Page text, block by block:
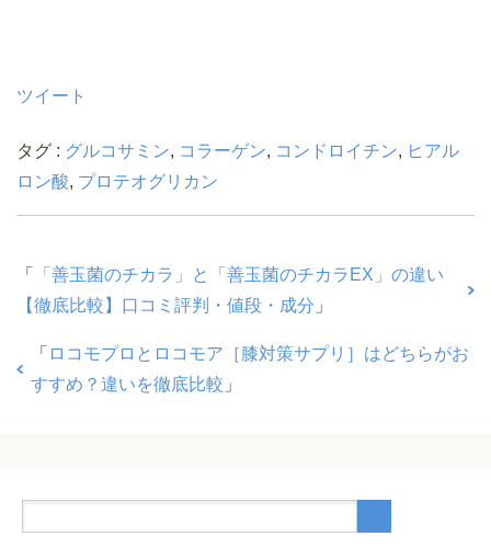
ツイート
タグ : グルコサミン, コラーゲン, コンドロイチン, ヒアル
ロン酸, プロテオグリカン
「
「善玉菌のチカラ」と「善玉菌のチカラEX」の違い
【徹底比較】口コミ評判・値段・成分 」
「 ロコモプロとロコモア［膝対策サプリ］はどちらがお
すすめ？違いを徹底比較 」